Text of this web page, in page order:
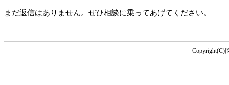
まだ返信はありません。ぜひ相談に乗ってあげてください。
Copyright(C)